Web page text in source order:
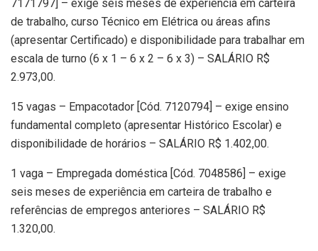
7171797] – exige seis meses de experiência em carteira
de trabalho, curso Técnico em Elétrica ou áreas afins
(apresentar Certificado) e disponibilidade para trabalhar em
escala de turno (6 x 1 – 6 x 2 – 6 x 3) – SALÁRIO R$
2.973,00.
15 vagas – Empacotador [Cód. 7120794] – exige ensino
fundamental completo (apresentar Histórico Escolar) e
disponibilidade de horários – SALÁRIO R$ 1.402,00.
1 vaga – Empregada doméstica [Cód. 7048586] – exige
seis meses de experiência em carteira de trabalho e
referências de empregos anteriores – SALÁRIO R$
1.320,00.